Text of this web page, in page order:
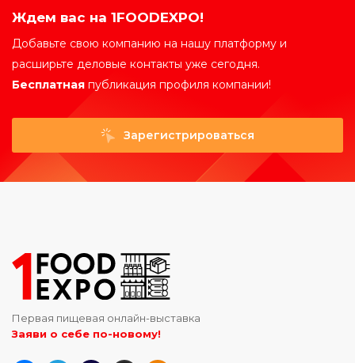
Ждем вас на 1FOODEXPO!
Добавьте свою компанию на нашу платформу и
расширьте деловые контакты уже сегодня.
Бесплатная публикация профиля компании!
Зарегистрироваться
Первая пищевая онлайн-выставка
Заяви о себе по-новому!